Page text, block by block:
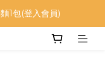
1包(登入會員)
1包(登入會員)